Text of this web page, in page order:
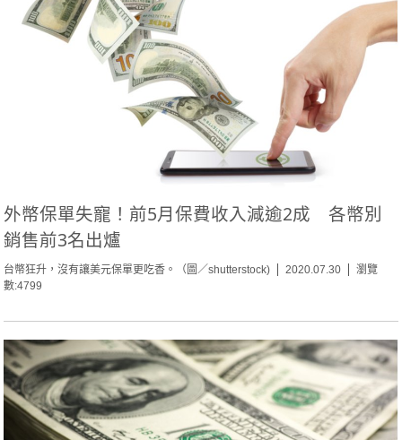
外幣保單失寵！前5月保費收入減逾2成 各幣別
銷售前3名出爐
台幣狂升，沒有讓美元保單更吃香。（圖／shutterstock) 2020.07.30
瀏覽
數:4799